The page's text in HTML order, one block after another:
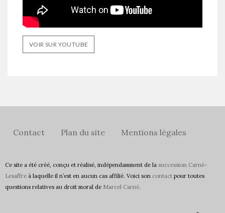
VOIR SUR YOUTUBE
Contact Plan du site Mentions légales
Ce site a été créé, conçu et réalisé, indépendamment de la succession Carné-
Lesaffre à laquelle il n’est en aucun cas affilié. Voici son contact pour toutes
questions relatives au droit moral de Marcel Carné.